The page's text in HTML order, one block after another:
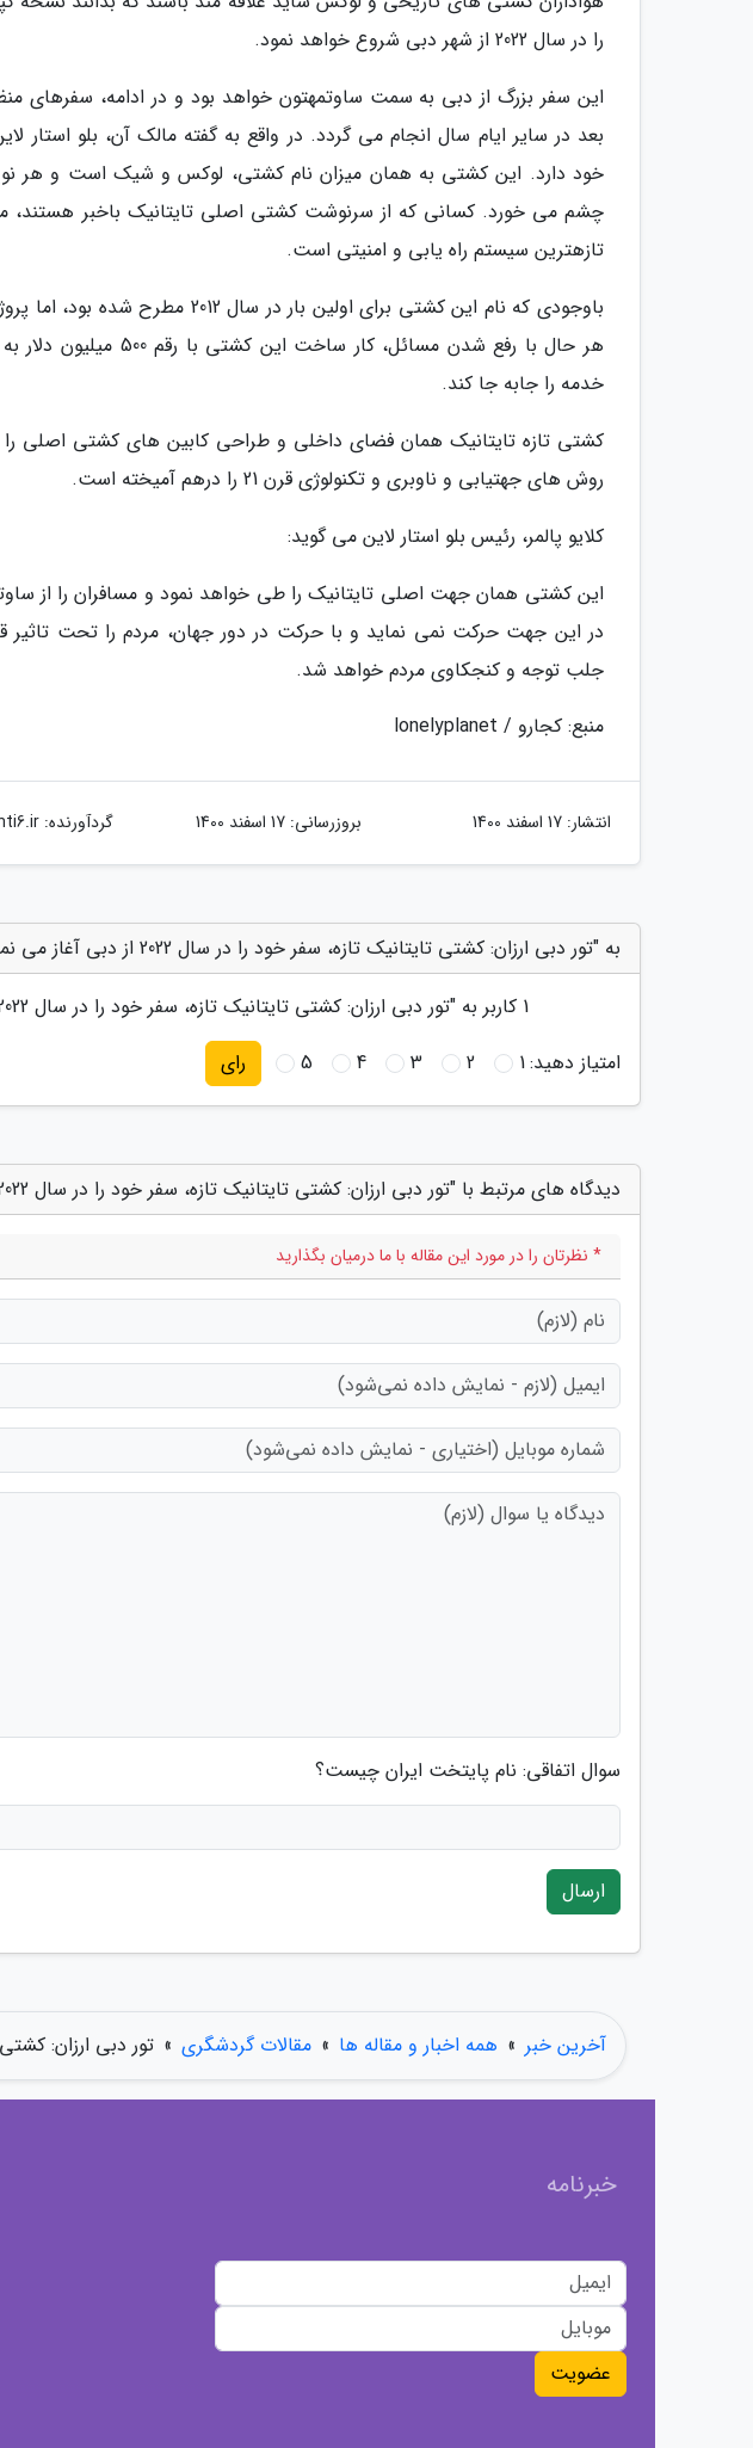
را در سال 2022 از شهر دبی شروع خواهد نمود.
این سفر بزرگ از دبی به سمت ساوتمهتون خواهد بود و در ادامه، سفرهای
بعد در سایر ایام سال انجام می گردد. در واقع به گفته مالک آن، بلو استار
چشم می خورد. کسانی که از سرنوشت کشتی اصلی تایتانیک باخبر هستند،
تازهترین سیستم راه یابی و امنیتی است.
باوجودی که نام این کشتی برای اولین
خدمه را جابه جا کند.
کشتی تازه تایتانیک همان فضای داخلی و طراحی کابین های کشتی اصلی
روش های جهتیابی و ناوبری و تکنولوژی قرن 21 را درهم آمیخته است.
کلایو پالمر، رئیس بلو استار لاین می گوید:
این کشتی همان جهت اصلی تایتانیک را طی خواهد نمود و مسافران را از
در این جهت حرکت نمی نماید و با حرکت در دور جهان، مردم را تحت
جلب توجه و کنجکاوی مردم خواهد شد.
منبع: کجارو / lonelyplanet
انتشار: 17 اسفند 1400 بروزرسانی: 17 اسفند 1400 گردآورنده:
به "تور دبی ارزان: کشتی تایتانیک تازه، سفر خود را در سال 2022 از دبی آغاز می نماید" امتیاز دهید
1 کاربر به "تور دبی ارزان: کشتی تایتانیک تازه، سفر خود را در سال 2022 از دبی آغاز می نماید
امتیاز دهید:1
2
3
4
5 رای
دیدگاه های مرتبط با "تور دبی ارزان: کشتی تایتانیک تازه، سفر خود را در سال 2022 از دبی آغاز می نماید"
* نظرتان را در مورد این مقاله با ما درمیان بگذارید
سوال اتفاقی: نام پایتخت ایران چیست؟
ارسال
آخرین خبر » همه اخبار و مقاله ها » مقالات گردشگری » تور دبی ارزان: کشتی
خبرنامه
عضویت